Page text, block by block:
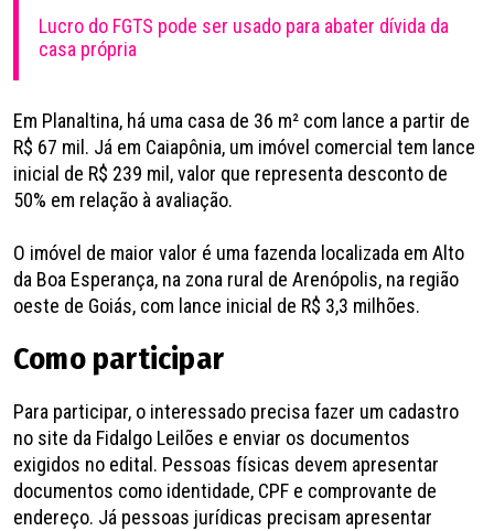
Lucro do FGTS pode ser usado para abater dívida da
casa própria
Em Planaltina, há uma casa de 36 m² com lance a partir de
R$ 67 mil. Já em Caiapônia, um imóvel comercial tem lance
inicial de R$ 239 mil, valor que representa desconto de
50% em relação à avaliação.
O imóvel de maior valor é uma fazenda localizada em Alto
da Boa Esperança, na zona rural de Arenópolis, na região
oeste de Goiás, com lance inicial de R$ 3,3 milhões.
Como participar
Para participar, o interessado precisa fazer um cadastro
no site da Fidalgo Leilões e enviar os documentos
exigidos no edital. Pessoas físicas devem apresentar
documentos como identidade, CPF e comprovante de
endereço. Já pessoas jurídicas precisam apresentar